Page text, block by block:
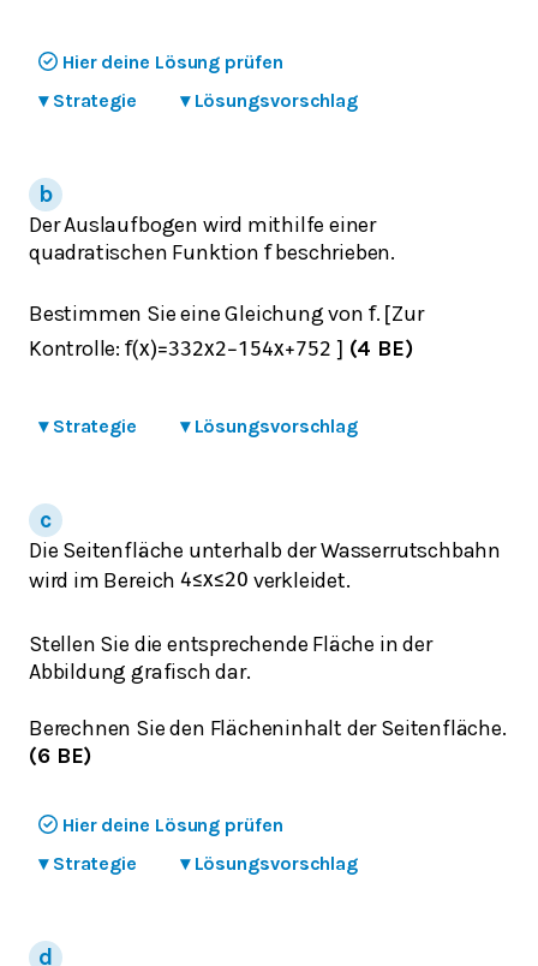
Hier deine Lösung prüfen
▾ Strategie ▾ Lösungsvorschlag
Der Auslaufbogen wird mithilfe einer
quadratischen Funktion fbeschrieben.
Bestimmen Sie eine Gleichung von f. Zur
Kontrolle: f(x)=332x2−154x+752 ] (4 BE)
▾ Strategie ▾ Lösungsvorschlag
Die Seitenfläche unterhalb der Wasserrutschbahn
wird im Bereich 4≤x≤20 verkleidet.
Stellen Sie die entsprechende Fläche in der
Abbildung grafisch dar.
Berechnen Sie den Flächeninhalt der Seitenfläche.
(6 BE)
Hier deine Lösung prüfen
▾ Strategie ▾ Lösungsvorschlag